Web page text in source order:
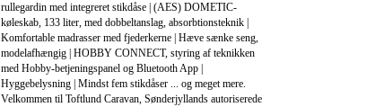
rullegardin med integreret stikdåse | (AES) DOMETIC-
køleskab, 133 liter, med dobbeltanslag, absorbtionsteknik |
Komfortable madrasser med fjederkerne | Hæve sænke seng,
modelafhængig | HOBBY CONNECT, styring af teknikken
med Hobby-betjeningspanel og Bluetooth App |
Hyggebelysning | Mindst fem stikdåser ... og meget mere.
Velkommen til Toftlund Caravan, Sønderjyllands autoriserede